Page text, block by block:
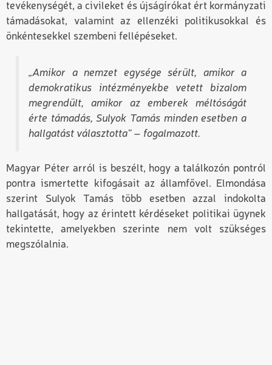
tevékenységét, a civileket és újságírókat ért kormányzati
támadásokat, valamint az ellenzéki politikusokkal és
önkéntesekkel szembeni fellépéseket.
„Amikor a nemzet egysége sérült, amikor a
demokratikus intézményekbe vetett bizalom
megrendült, amikor az emberek méltóságát
érte támadás, Sulyok Tamás minden esetben a
hallgatást választotta” – fogalmazott.
Magyar Péter arról is beszélt, hogy a találkozón pontról
pontra ismertette kifogásait az államfővel. Elmondása
szerint Sulyok Tamás több esetben azzal indokolta
hallgatását, hogy az érintett kérdéseket politikai ügynek
tekintette, amelyekben szerinte nem volt szükséges
megszólalnia.